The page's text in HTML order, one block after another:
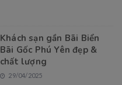
Khách sạn gần Bãi Biển
Bãi Gốc Phú Yên đẹp &
chất lượng
29/04/2025